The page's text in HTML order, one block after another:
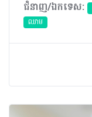
ជំនាញ/ឯកទេស:
ឈាម